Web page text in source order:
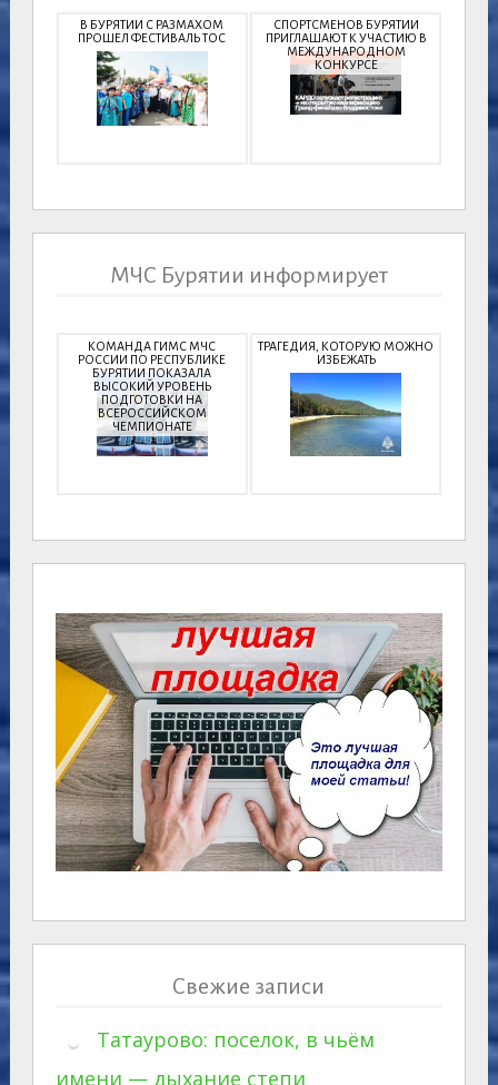
В БУРЯТИИ С РАЗМАХОМ
ПРОШЕЛ ФЕСТИВАЛЬ ТОС
СПОРТСМЕНОВ БУРЯТИИ
ПРИГЛАШАЮТ К УЧАСТИЮ В
МЕЖДУНАРОДНОМ
КОНКУРСЕ
МЧС Бурятии информирует
КОМАНДА ГИМС МЧС
РОССИИ ПО РЕСПУБЛИКЕ
БУРЯТИИ ПОКАЗАЛА
ВЫСОКИЙ УРОВЕНЬ
ПОДГОТОВКИ НА
ВСЕРОССИЙСКОМ
ЧЕМПИОНАТЕ
ТРАГЕДИЯ, КОТОРУЮ МОЖНО
ИЗБЕЖАТЬ
Свежие записи
Татаурово: поселок, в чьём
имени — дыхание степи